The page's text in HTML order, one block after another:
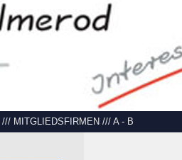
/// MITGLIEDSFIRMEN /// A - B